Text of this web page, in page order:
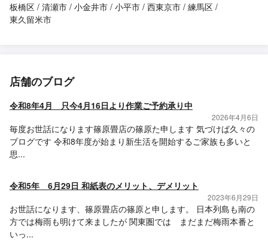
板橋区 清瀬市 小金井市 小平市 西東京市 練馬区
東久留米市
店舗のブログ
令和8年4月 只今4月16日より作業ご予約承り中
2026年4月6日
毎度お世話になります篠原畳店の篠原た申します 気づけば久々の
ブログです 令和8年度が始まり新生活を開始するご家族も多いと
思...
令和5年 6月29日 和紙表のメリット、デメリット
2023年6月29日
お世話になります、篠原畳店の篠原と申します。 日本列島も南の
方では梅雨も明けて来ましたが 関東圏では まだまだ梅雨本番と
いっ...